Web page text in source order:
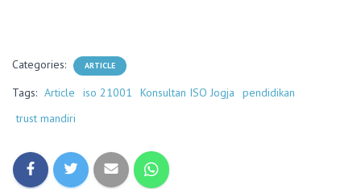
Categories: ARTICLE
Tags: Article iso 21001 Konsultan ISO Jogja
pendidikan
trust mandiri